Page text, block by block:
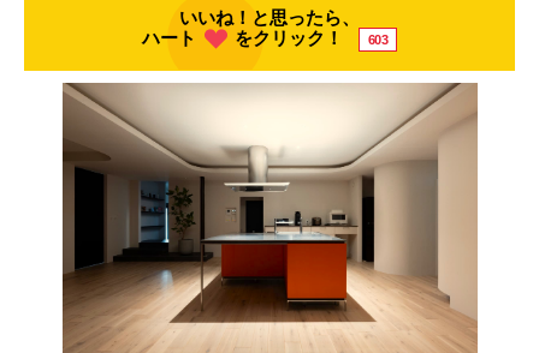
いいね！と思ったら、
ハート
をクリック！ 603